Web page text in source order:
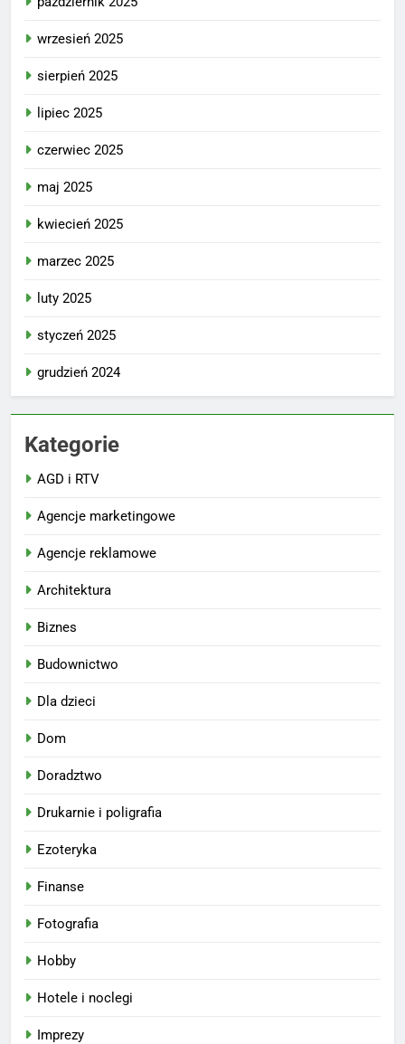
wrzesień 2025
sierpień 2025
lipiec 2025
czerwiec 2025
maj 2025
kwiecień 2025
marzec 2025
luty 2025
styczeń 2025
grudzień 2024
Kategorie
AGD i RTV
Agencje marketingowe
Agencje reklamowe
Architektura
Biznes
Budownictwo
Dla dzieci
Dom
Doradztwo
Drukarnie i poligrafia
Ezoteryka
Finanse
Fotografia
Hobby
Hotele i noclegi
Imprezy